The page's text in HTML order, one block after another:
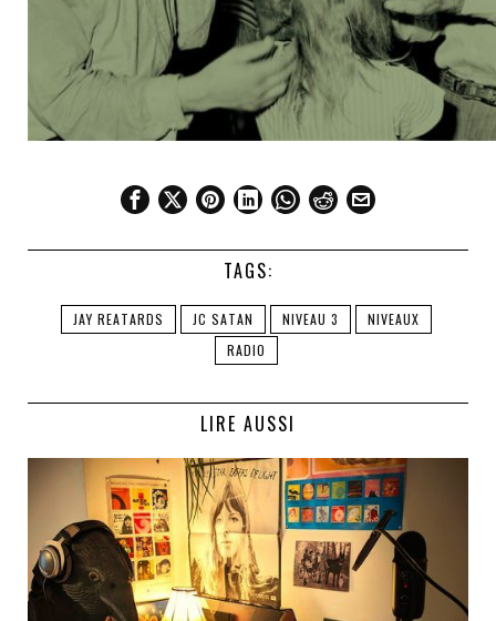
TAGS:
JAY REATARDS JC SATAN NIVEAU 3
NIVEAUX
RADIO
LIRE AUSSI